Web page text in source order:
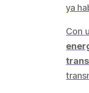
ya
Con